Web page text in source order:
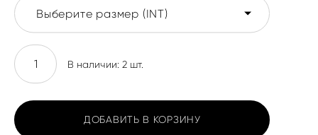
Выберите размер (INT)
В наличии: 2 шт.
ДОБАВИТЬ В КОРЗИНУ